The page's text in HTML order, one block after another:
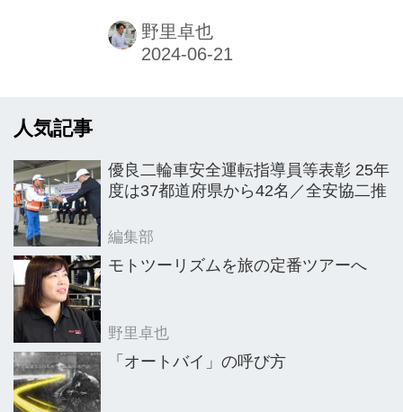
商品を一挙に集約した「ROCLINE
GARAGE」（ロクリンガレージ）をオ
同ガレージを拠点に周辺地域や近畿エ
リアに向けてMAC TOOLS銘柄を中心
野里卓也
人気記事
優良二輪車安全運転指導員等表彰 25年
度は37都道府県から42名／全安協二推
編集部
モトツーリズムを旅の定番ツアーへ
野里卓也
「オートバイ」の呼び方